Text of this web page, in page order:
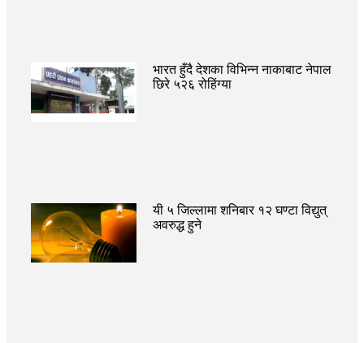
भारत हुँदै देशका विभिन्न नाकाबाट नेपाल
छिरे ५२६ रोहिंग्या
यी ५ जिल्लामा शनिबार १२ घण्टा विद्युत्
अवरुद्ध हुने